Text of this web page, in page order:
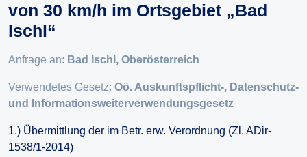
von 30 km/h im Ortsgebiet „Bad
Ischl“
Anfrage an: Bad Ischl, Oberösterreich
Verwendetes Gesetz: Oö. Auskunftspflicht-, Datenschutz-
und Informationsweiterverwendungsgesetz
1.) Übermittlung der im Betr. erw. Verordnung (Zl. ADir-
1538/1-2014)